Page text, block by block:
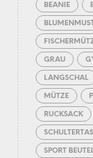
BEANIE
GRAU
LANGSCHAL
MÜTZE
RUCKSACK
SPORT